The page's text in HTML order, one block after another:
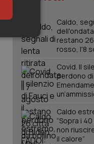
Caldo,
restano
rosso, l'8
Covid. Il
perdono di
Caldo
“Sopra i
non
il calore”